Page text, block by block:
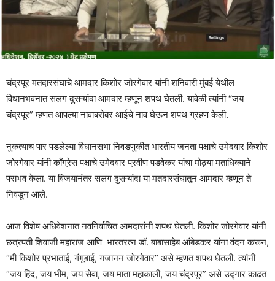
चंद्रपूर मतदारसंघाचे आमदार किशोर जोरगेवार यांनी शनिवारी मुंबई येथील
विधानभवनात सलग दुसऱ्यांदा आमदार म्हणून शपथ घेतली. यावेळी त्यांनी “जय
चंद्रपूर” म्हणत आपल्या नावाबरोबर आईचे नाव घेऊन शपथ ग्रहण केली.
नुकत्याच पार पडलेल्या विधानसभा निवडणुकीत भारतीय जनता पक्षाचे उमेदवार किशोर
जोरगेवार यांनी काँग्रेस पक्षाचे उमेदवार प्रवीण पडवेकर यांचा मोठ्या मताधिक्याने
पराभव केला. या विजयानंतर सलग दुसऱ्यांदा या मतदारसंघातून आमदार म्हणून ते
निवडून आले.
आज विशेष अधिवेशनात नवनिर्वाचित आमदारांनी शपथ घेतली. किशोर जोरगेवार यांनी
छत्रपती शिवाजी महाराज आणि भारतरत्न डॉ. बाबासाहेब आंबेडकर यांना वंदन करून,
“मी किशोर प्रभाताई, गंगूबाई, गजानन जोरगेवार” असे म्हणत शपथ घेतली. त्यांनी
“जय हिंद, जय भीम, जय सेवा, जय माता महाकाली, जय चंद्रपूर” असे उद्गार काढत